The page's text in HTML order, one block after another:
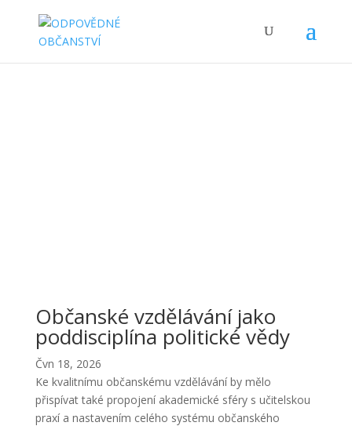
Občanské vzdělávání jako
poddisciplína politické vědy
Čvn 18, 2026
Ke kvalitnímu občanskému vzdělávání by mělo
přispívat také propojení akademické sféry s učitelskou
praxí a nastavením celého systému občanského